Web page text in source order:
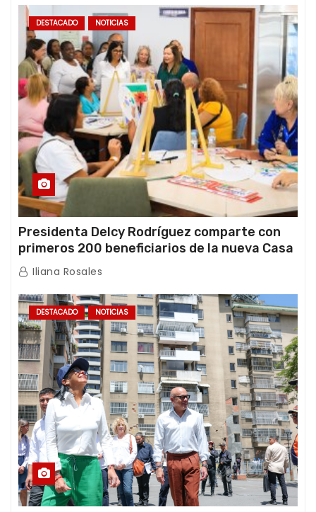
DESTACADO NOTICIAS
Presidenta Delcy Rodríguez comparte con
primeros 200 beneficiarios de la nueva Casa
de los Abuelos “La Primavera” en Caracas
Iliana Rosales
DESTACADO NOTICIAS